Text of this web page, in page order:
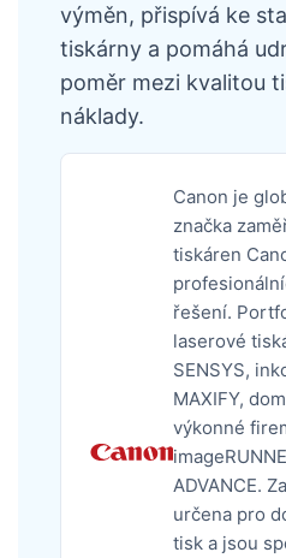
výměn, přispívá ke
tiskárny a pomáhá
poměr mezi kvalitou
náklady.
Canon je
značka
tiskáren
řešení.
laserové
SENSYS,
MAXIFY,
výkonné
ADVANCE.
určena pro
tisk a jsou